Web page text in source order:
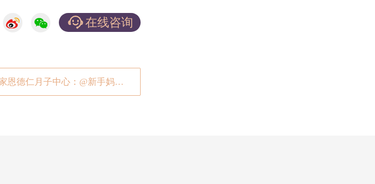
在线咨询
下一篇: 家恩德仁月子中心：@新手妈妈 来看看你的母乳喂养姿势对吗？